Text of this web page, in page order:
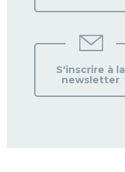
S'inscrire à la
newsletter